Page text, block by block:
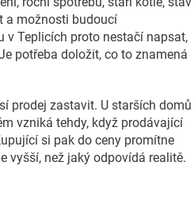
a možnosti budoucí
v Teplicích proto nestačí napsat,
potřeba doložit, co to znamená
prodej zastavit. U starších domů
vzniká tehdy, když prodávající
si pak do ceny promítne
vyšší, než jaký odpovídá realitě.